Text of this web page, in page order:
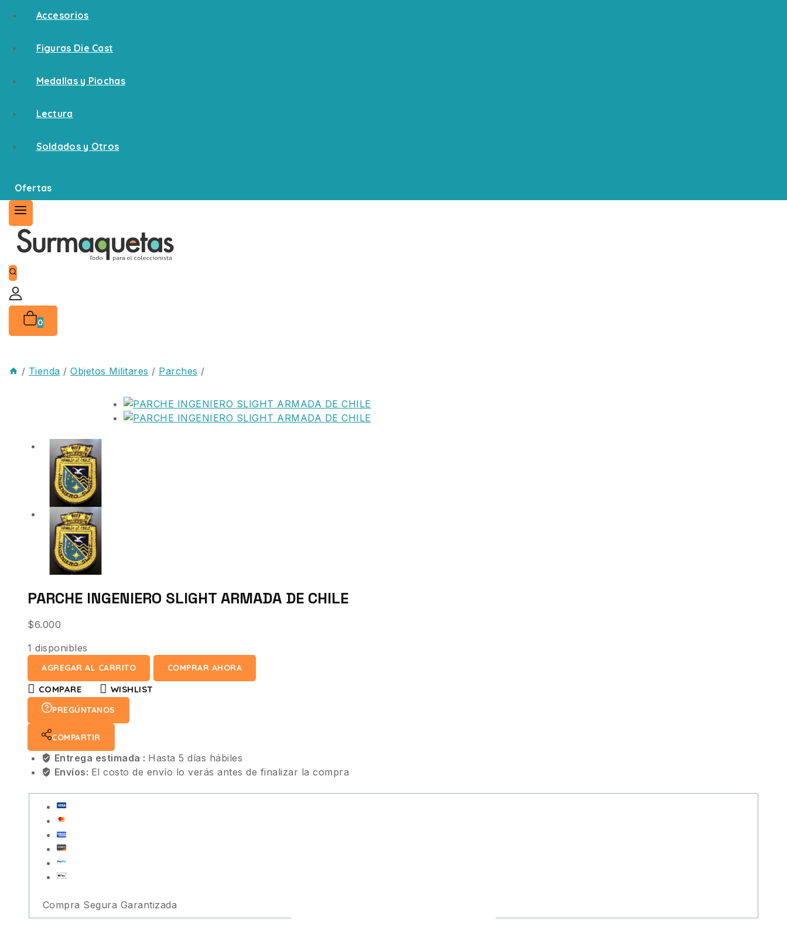
Accesorios
Figuras Die Cast
Medallas y Piochas
Lectura
Soldados y Otros
Ofertas
0
/ Tienda / Objetos Militares / Parches /
PARCHE INGENIERO SLIGHT ARMADA DE CHILE
$6.000
1 disponibles
AGREGAR AL CARRITO COMPRAR AHORA
COMPARE WISHLIST
PREGÚNTANOS
COMPARTIR
Entrega estimada : Hasta 5 días hábiles
Envíos: El costo de envío lo verás antes de finalizar la compra
Compra Segura Garantizada